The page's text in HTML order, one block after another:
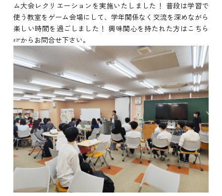
ム大会レクリエーションを実施いたしました！ 普段は学習で
使う教室をゲーム会場にして、学年関係なく交流を深めながら
楽しい時間を過ごしました！ 興味関心を持たれた方はこちら
☞からお問合せ下さい。